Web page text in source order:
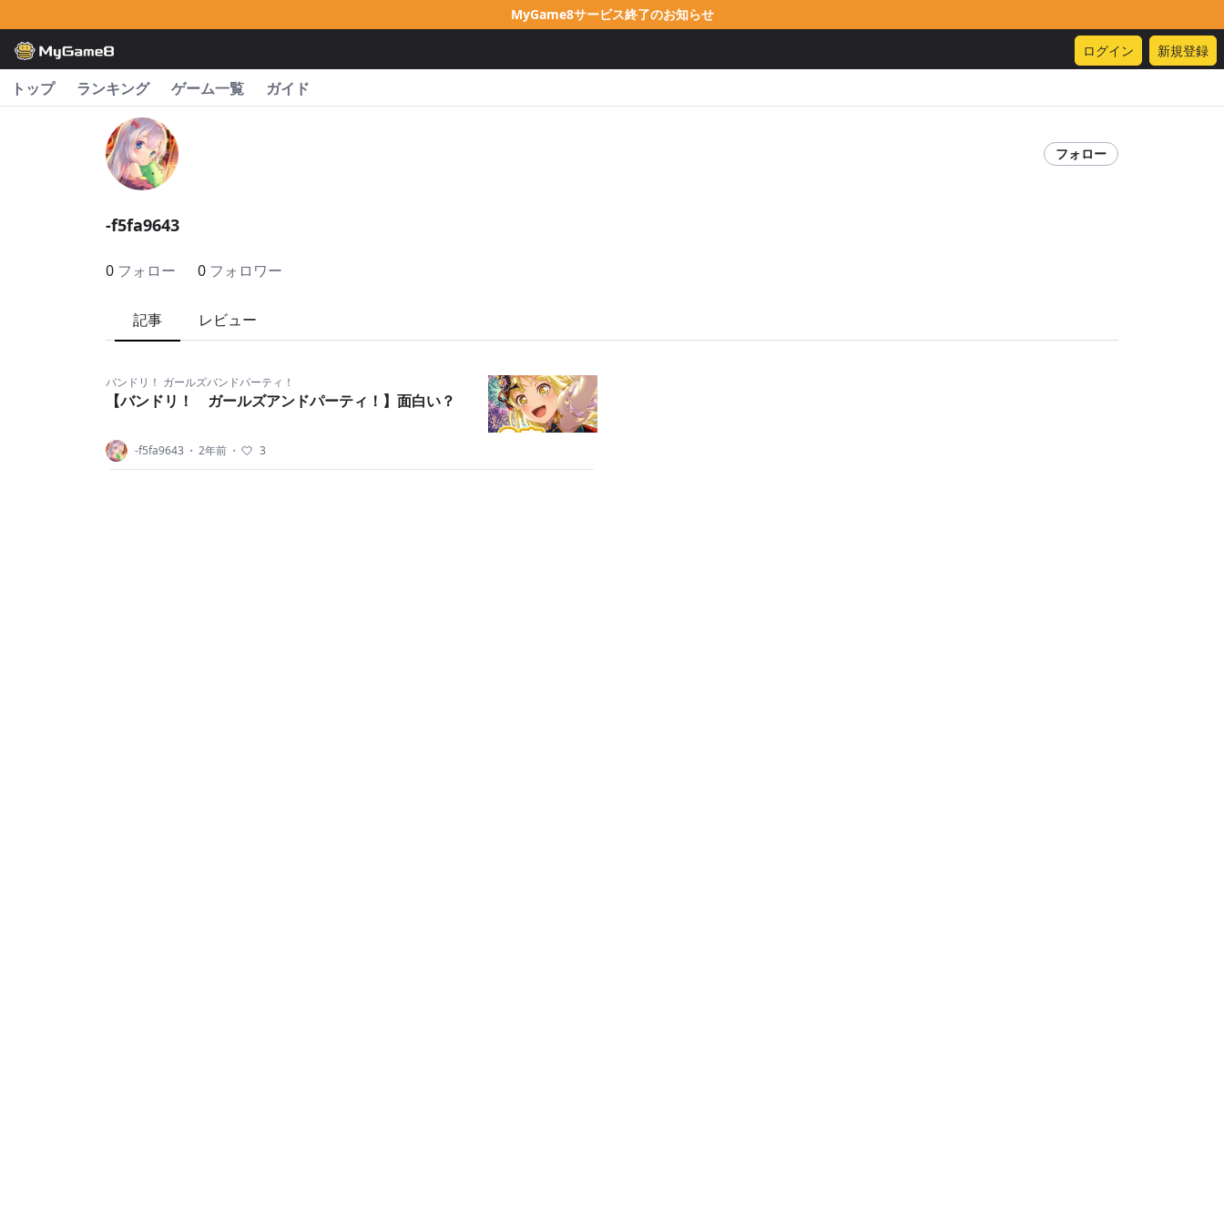
MyGame8サービス終了のお知らせ
ログイン 新規登録
トップ ランキング ゲーム一覧 ガイド
フォロー
-f5fa9643
0 フォロー 0 フォロワー
記事 レビュー
バンドリ！ ガールズバンドパーティ！
【バンドリ！ ガールズアンドパーティ！】面白い？
-f5fa9643 ・ 2年前 ・ 3